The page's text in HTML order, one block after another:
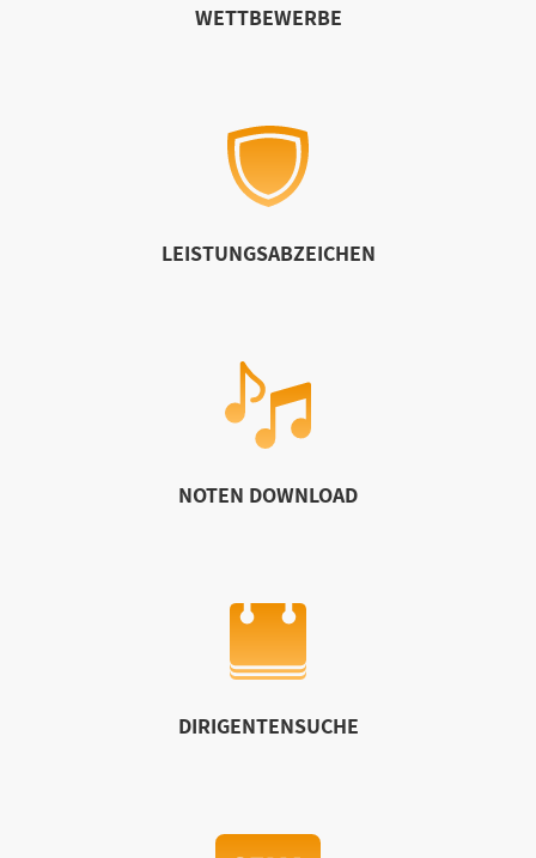
WETTBEWERBE
LEISTUNGSABZEICHEN
NOTEN DOWNLOAD
DIRIGENTENSUCHE